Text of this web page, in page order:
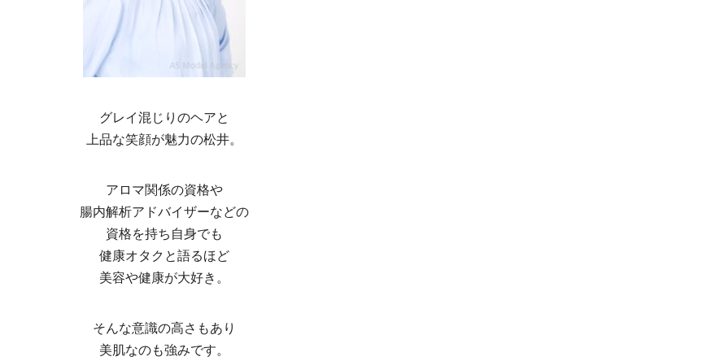
グレイ混じりのヘアと
上品な笑顔が魅力の松井。
アロマ関係の資格や
腸内解析アドバイザーなどの
資格を持ち自身でも
健康オタクと語るほど
美容や健康が大好き。
そんな意識の高さもあり
美肌なのも強みです。